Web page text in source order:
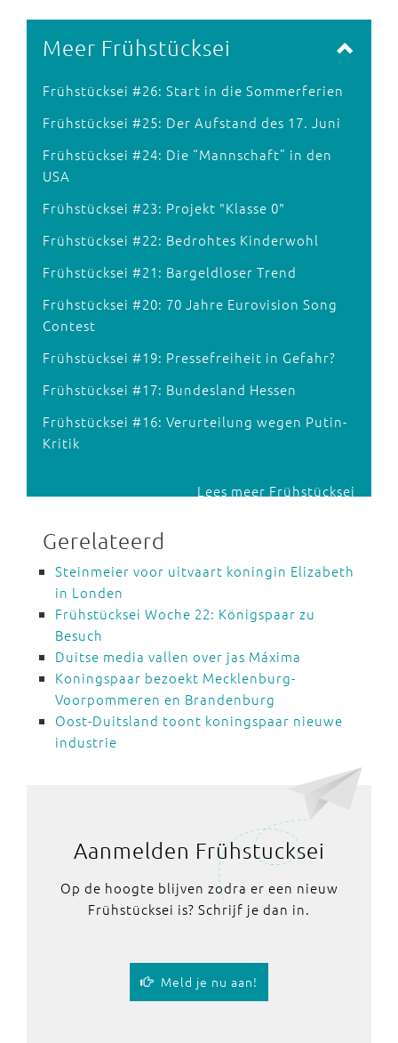
Meer Frühstücksei
Frühstücksei #26: Start in die Sommerferien
Frühstücksei #25: Der Aufstand des 17. Juni
Frühstücksei #24: Die “Mannschaft” in den
USA
Frühstücksei #23: Projekt "Klasse 0"
Frühstücksei #22: Bedrohtes Kinderwohl
Frühstücksei #21: Bargeldloser Trend
Frühstücksei #20: 70 Jahre Eurovision Song
Contest
Frühstücksei #19: Pressefreiheit in Gefahr?
Frühstücksei #17: Bundesland Hessen
Frühstücksei #16: Verurteilung wegen Putin-
Kritik
Lees meer Frühstücksei
Gerelateerd
Steinmeier voor uitvaart koningin Elizabeth
in Londen
Frühstücksei Woche 22: Königspaar zu
Besuch
Duitse media vallen over jas Máxima
Koningspaar bezoekt Mecklenburg-
Voorpommeren en Brandenburg
Oost-Duitsland toont koningspaar nieuwe
industrie
Aanmelden Frühstucksei
Op de hoogte blijven zodra er een nieuw
Frühstücksei is? Schrijf je dan in.
Meld je nu aan!